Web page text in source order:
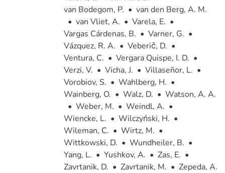
van Bodegom, P. • van den Berg, A. M.
• van Vliet, A. • Varela, E. •
Vargas Cárdenas, B. • Varner, G. •
Vázquez, R. A. • Veberič, D. •
Ventura, C. • Vergara Quispe, I. D. •
Verzi, V. • Vicha, J. • Villaseñor, L. •
Vorobiov, S. • Wahlberg, H. •
Wainberg, O. • Walz, D. • Watson, A. A.
• Weber, M. • Weindl, A. •
Wiencke, L. • Wilczyński, H. •
Wileman, C. • Wirtz, M. •
Wittkowski, D. • Wundheiler, B. •
Yang, L. • Yushkov, A. • Zas, E. •
Zavrtanik, D. • Zavrtanik, M. • Zepeda, A.